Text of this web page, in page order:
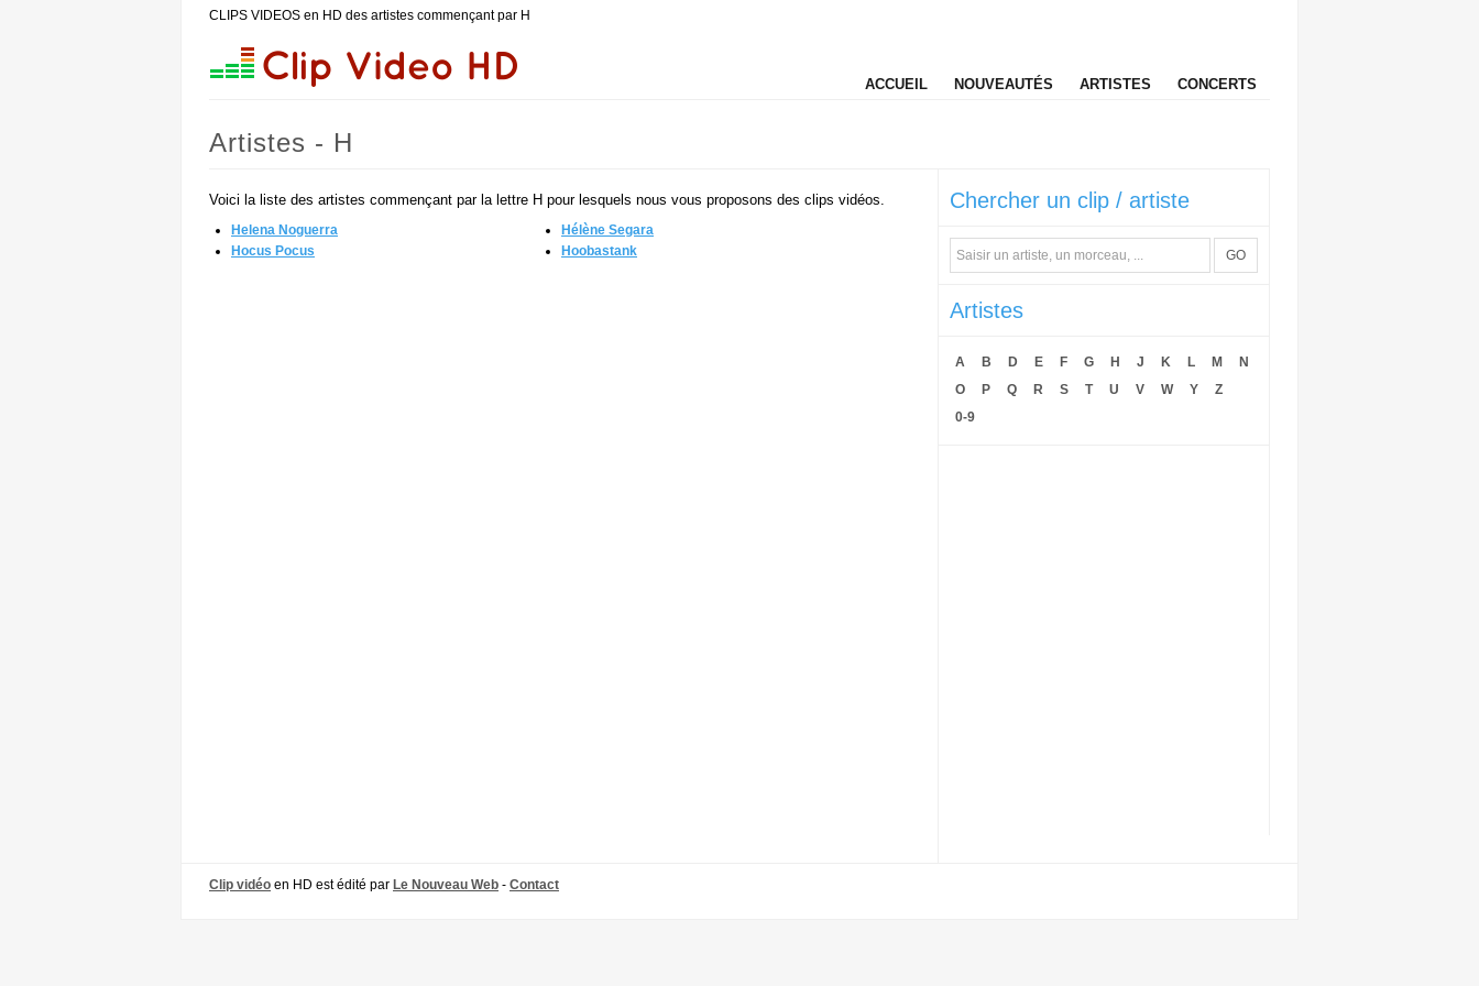
CLIPS VIDEOS en HD des artistes commençant par H
ACCUEIL NOUVEAUTÉS ARTISTES CONCERTS
Artistes - H
Voici la liste des artistes commençant par la lettre H pour lesquels nous vous proposons des clips vidéos.
Helena Noguerra
Hélène Segara
Hocus Pocus
Hoobastank
Chercher un clip / artiste
GO
Artistes
A B D E F G H J K L M
N
O
P Q R S T U V W Y
Z
0-9
Clip vidéo en HD est édité par Le Nouveau Web - Contact